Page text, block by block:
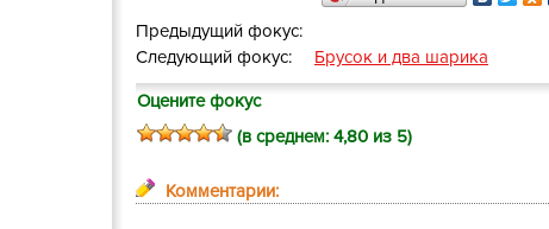
Предыдущий фокус:
Следующий фокус:
Брусок и два шарика
Оцените фокус
(в среднем: 4,80 из 5)
Комментарии: